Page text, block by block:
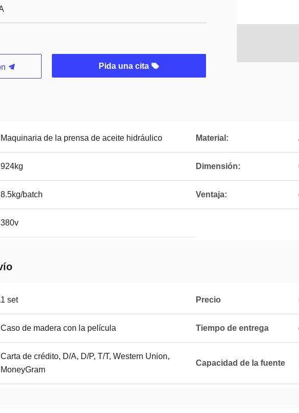
Pida una cita
Maquinaria de la prensa de aceite hidráulico Material:
924kg Dimensión:
8.5kg/batch Ventaja:
380v
1 set Precio
Caso de madera con la película Tiempo de entrega
Carta de crédito, D/A, D/P, T/T, Western Union,
MoneyGram
Capacidad de la fuente